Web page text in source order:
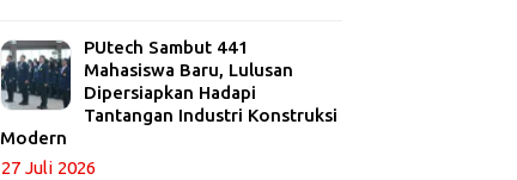
PUtech Sambut 441
Mahasiswa Baru, Lulusan
Dipersiapkan Hadapi
Tantangan Industri Konstruksi
Modern
27 Juli 2026